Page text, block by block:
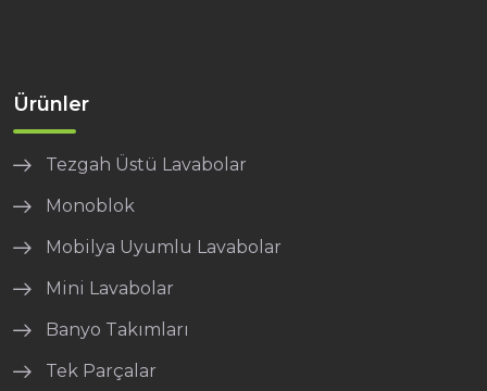
Ürünler
Tezgah Üstü Lavabolar
Monoblok
Mobilya Uyumlu Lavabolar
Mini Lavabolar
Banyo Takımları
Tek Parçalar